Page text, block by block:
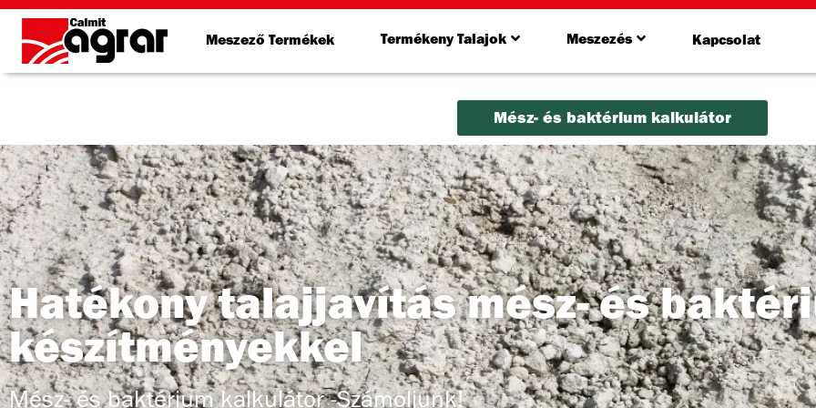
Meszező Termékek Termékeny Talajok Meszezés Kapcsolat
Mész- és baktérium kalkulátor
Hatékony talajjavítás mész- és
készítményekkel
Mész- és baktérium kalkulátor -Számoljunk!